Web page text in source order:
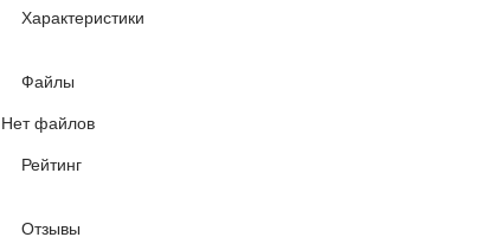
Характеристики
Файлы
Нет файлов
Рейтинг
Отзывы